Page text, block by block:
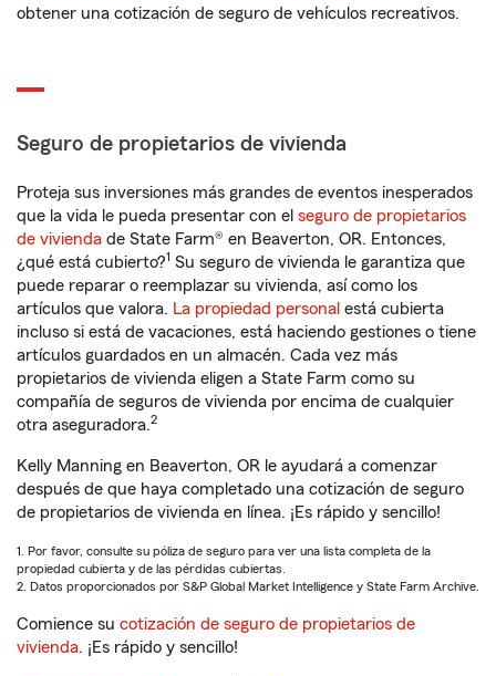
obtener una cotización de seguro de vehículos recreativos.
Seguro de propietarios de vivienda
Proteja sus inversiones más grandes de eventos inesperados
que la vida le pueda presentar con el seguro de propietarios
de vivienda de State Farm® en Beaverton, OR. Entonces,
¿qué está cubierto?1 Su seguro de vivienda le garantiza que
puede reparar o reemplazar su vivienda, así como los
artículos que valora. La propiedad personal está cubierta
incluso si está de vacaciones, está haciendo gestiones o tiene
artículos guardados en un almacén. Cada vez más
propietarios de vivienda eligen a State Farm como su
compañía de seguros de vivienda por encima de cualquier
otra aseguradora.2
Kelly Manning en Beaverton, OR le ayudará a comenzar
después de que haya completado una cotización de seguro
de propietarios de vivienda en línea. ¡Es rápido y sencillo!
1. Por favor, consulte su póliza de seguro para ver una lista completa de la
propiedad cubierta y de las pérdidas cubiertas.
2. Datos proporcionados por S&P Global Market Intelligence y State Farm Archive.
Comience su cotización de seguro de propietarios de
vivienda. ¡Es rápido y sencillo!